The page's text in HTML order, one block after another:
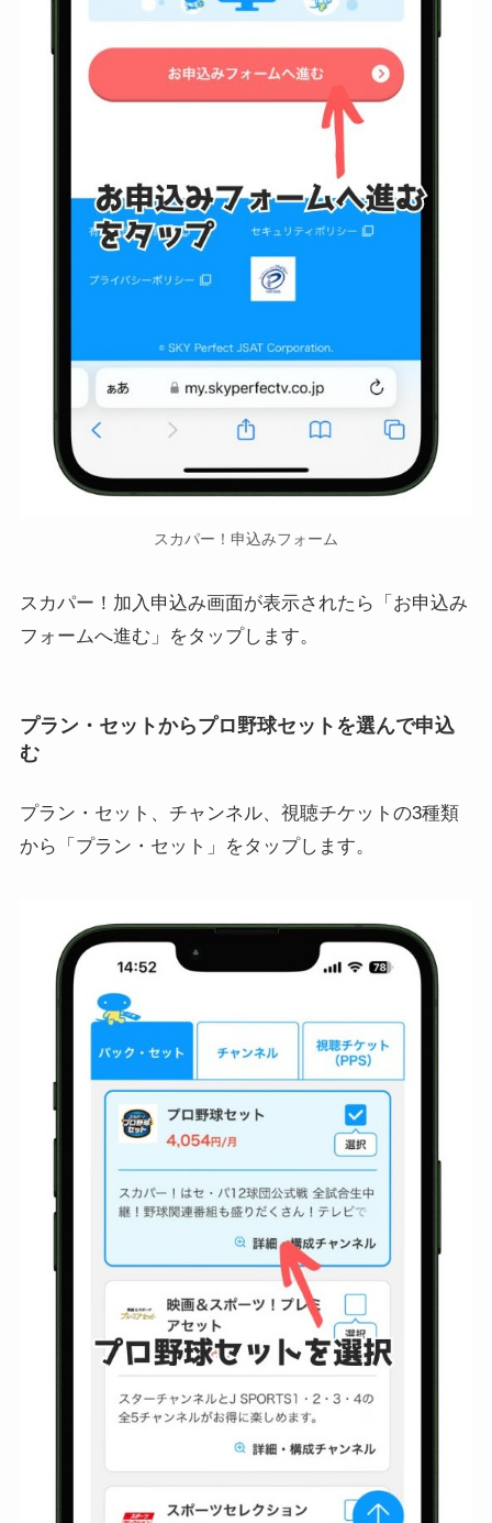
スカパー！申込みフォーム
スカパー！加入申込み画面が表示されたら「お申込み
フォームへ進む」をタップします。
プラン・セットからプロ野球セットを選んで申込
む
プラン・セット、チャンネル、視聴チケットの3種類
から「プラン・セット」をタップします。